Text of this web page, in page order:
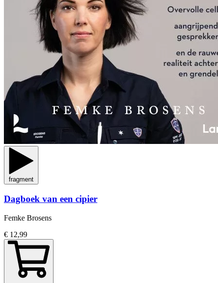
fragment
Dagboek van een cipier
Femke Brosens
€ 12,99